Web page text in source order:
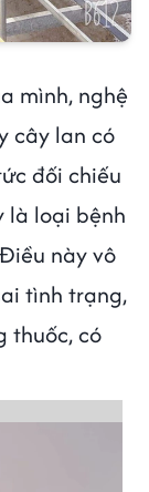
mình, nghệ
cây lan có
đối chiếu
là loại bệnh
này vô
tình trạng,
thuốc, có